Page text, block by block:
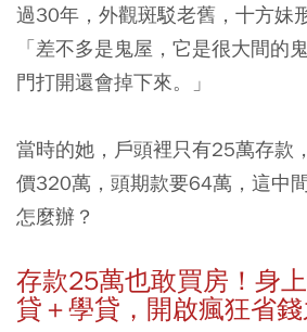
過30年，外觀斑駁老舊，十方妹
「差不多是鬼屋，它是很大間的
門打開還會掉下來。」
當時的她，戶頭裡只有25萬存款
價320萬，頭期款要64萬，這中
怎麼辦？
存款25萬也敢買房！身
貸＋學貸，開啟瘋狂省